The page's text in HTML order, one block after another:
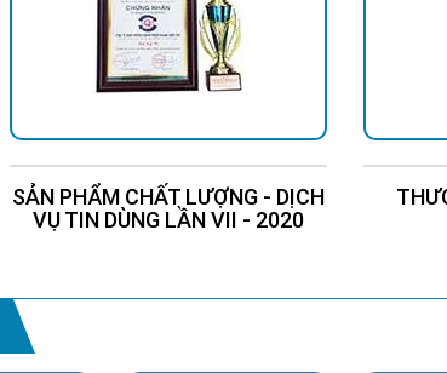
SẢN PHẨM CHẤT LƯỢNG - DỊCH
VỤ TIN DÙNG LẦN VII - 2020